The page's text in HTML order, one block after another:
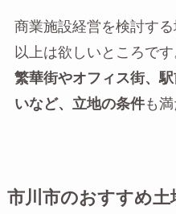
商業施設経営を検討す
以上は欲しいところです
繁華街やオフィス街、
いなど、立地の条件も満
市川市のおすすめ土